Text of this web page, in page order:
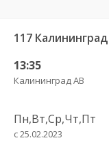
117
13:35
Калининград АВ
Пн,Вт,Ср,Чт,Пт
с 25.02.2023